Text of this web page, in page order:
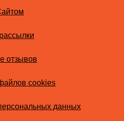
отзывов
cookies
данных